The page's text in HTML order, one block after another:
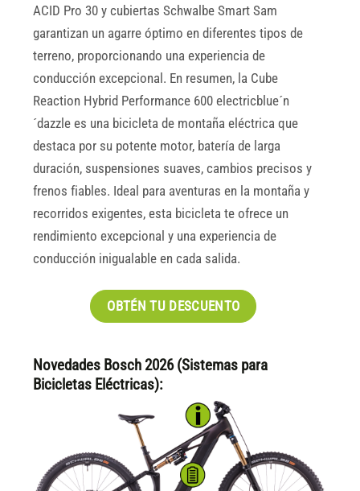
ACID Pro 30 y cubiertas Schwalbe Smart Sam
garantizan un agarre óptimo en diferentes tipos de
terreno, proporcionando una experiencia de
conducción excepcional. En resumen, la Cube
Reaction Hybrid Performance 600 electricblue´n
´dazzle es una bicicleta de montaña eléctrica que
destaca por su potente motor, batería de larga
duración, suspensiones suaves, cambios precisos y
frenos fiables. Ideal para aventuras en la montaña y
recorridos exigentes, esta bicicleta te ofrece un
rendimiento excepcional y una experiencia de
conducción inigualable en cada salida.
OBTÉN TU DESCUENTO
Novedades Bosch 2026 (Sistemas para
Bicicletas Eléctricas):